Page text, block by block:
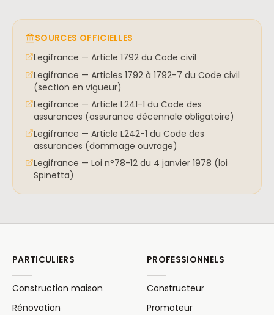
SOURCES OFFICIELLES
Legifrance — Article 1792 du Code civil
Legifrance — Articles 1792 à 1792-7 du Code civil
(section en vigueur)
Legifrance — Article L241-1 du Code des
assurances (assurance décennale obligatoire)
Legifrance — Article L242-1 du Code des
assurances (dommage ouvrage)
Legifrance — Loi n°78-12 du 4 janvier 1978 (loi
Spinetta)
PARTICULIERS
Construction maison
Rénovation
PROFESSIONNELS
Constructeur
Promoteur